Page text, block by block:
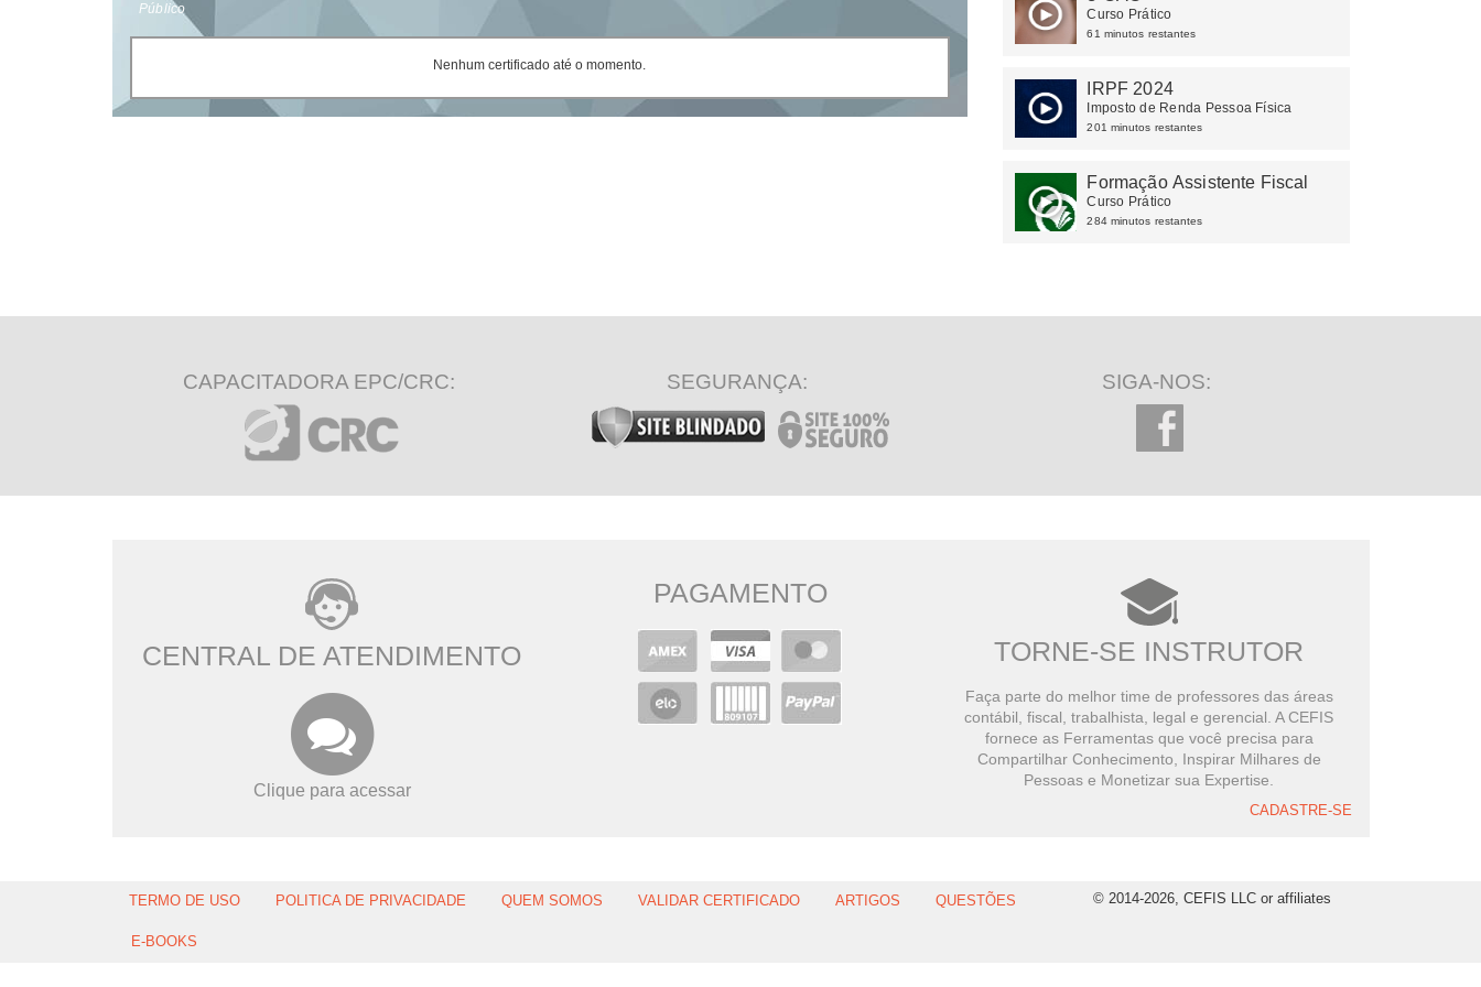
Público
Nenhum certificado até o momento.
Curso Prático
61 minutos restantes
IRPF 2024
Imposto de Renda Pessoa Física
201 minutos restantes
Formação Assistente Fiscal
Curso Prático
284 minutos restantes
CAPACITADORA EPC/CRC: SEGURANÇA: SIGA-NOS:
CENTRAL DE ATENDIMENTO
Clique para acessar
PAGAMENTO
TORNE-SE INSTRUTOR
Faça parte do melhor time de professores das áreas
contábil, fiscal, trabalhista, legal e gerencial. A CEFIS
fornece as Ferramentas que você precisa para
Compartilhar Conhecimento, Inspirar Milhares de
Pessoas e Monetizar sua Expertise.
CADASTRE-SE
TERMO DE USO POLITICA DE PRIVACIDADE QUEM SOMOS VALIDAR CERTIFICADO ARTIGOS QUESTÕES
E-BOOKS
© 2014-2026, CEFIS LLC or affiliates